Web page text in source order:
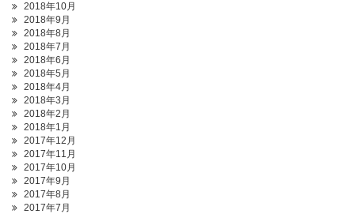
2018年10月
2018年9月
2018年8月
2018年7月
2018年6月
2018年5月
2018年4月
2018年3月
2018年2月
2018年1月
2017年12月
2017年11月
2017年10月
2017年9月
2017年8月
2017年7月